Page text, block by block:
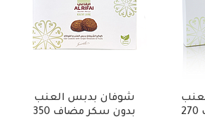
شوفان بدبس العنب
بدون سكر مضاف 350
بدون سكر مضاف 270